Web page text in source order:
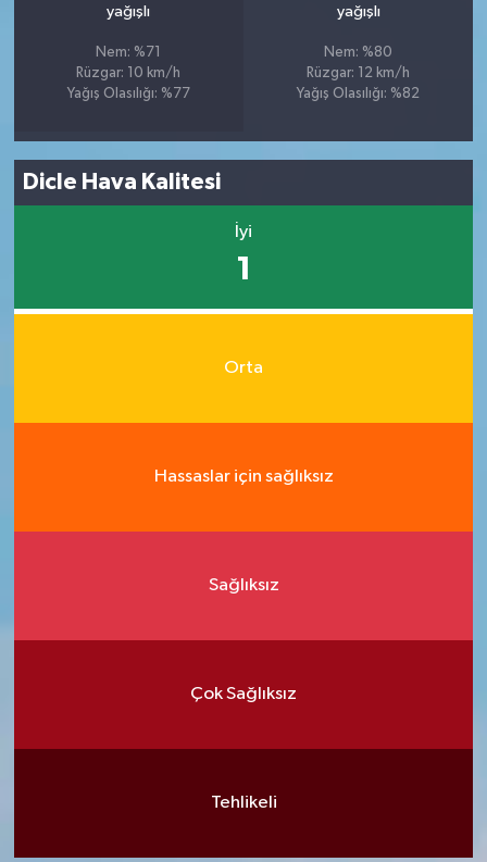
yağışlı
Nem: %71
Rüzgar: 10 km/h
Yağış Olasılığı: %77
yağışlı
Nem: %80
Rüzgar: 12 km/h
Yağış Olasılığı: %82
Dicle Hava Kalitesi
İyi
1
Orta
Hassaslar için sağlıksız
Sağlıksız
Çok Sağlıksız
Tehlikeli